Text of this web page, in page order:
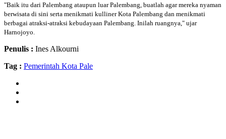
"Baik itu dari Palembang ataupun luar Palembang, buatlah agar mereka nyaman
berwisata di sini serta menikmati kulliner Kota Palembang dan menikmati
berbagai atraksi-atraksi kebudayaan Palembang. Inilah ruangnya," ujar
Harnojoyo.
Penulis : Ines Alkourni
Tag : Pemerintah Kota Pale